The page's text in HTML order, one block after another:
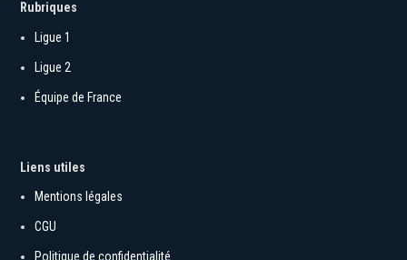
Rubriques
Ligue 1
Ligue 2
Équipe de France
Mentions légales